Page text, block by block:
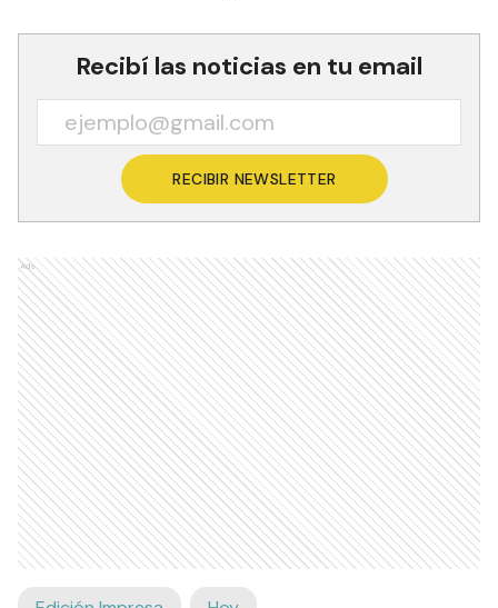
Recibí las noticias en tu email
RECIBIR NEWSLETTER
Ads